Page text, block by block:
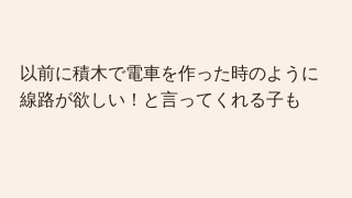
以前に積木で電車を作った時のように
線路が欲しい！と言ってくれる子も